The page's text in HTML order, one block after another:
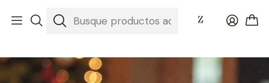
Regalos de Navidad 2025: La Magia del Chocolate Artesanal
Árbol de chocolate (Versión tradicional y sin azúcar)